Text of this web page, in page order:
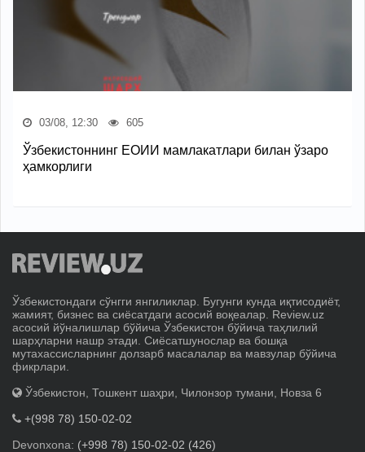
03/08, 12:30 605
Ўзбекистоннинг ЕОИИ мамлакатлари билан ўзаро
ҳамкорлиги
Ўзбекистондаги сўнгги янгиликлар. Бугунги кунда иқтисодиёт,
жамият, бизнес ва сиёсатдаги асосий воқеалар. Review.uz
асосий йўналишлар бўйича Ўзбекистон бўйича таҳлилий
шарҳларни нашр этади. Сиёсатшунослар ва бошқа
мутахассисларнинг долзарб масалалар ва мавзулар бўйича
фикрлари.
Ўзбекистон, Тошкент шаҳри, Чилонзор тумани, Новза 6
+(998 78) 150-02-02
Devonxona: (+998 78) 150-02-02 (426)